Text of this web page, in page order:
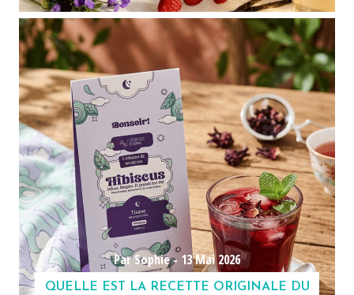
Par Sophie -13 Mai 2026
QUELLE EST LA RECETTE ORIGINALE DU